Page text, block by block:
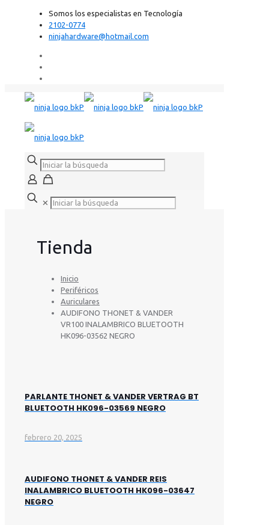
Somos los especialistas en Tecnología
2102-0774
ninjahardware@hotmail.com
✕
Tienda
Inicio
Periféricos
Auriculares
AUDIFONO THONET & VANDER
VR100 INALAMBRICO BLUETOOTH
HK096-03562 NEGRO
PARLANTE THONET & VANDER VERTRAG BT
BLUETOOTH HK096-03569 NEGRO
febrero 20, 2025
AUDIFONO THONET & VANDER REIS
INALAMBRICO BLUETOOTH HK096-03647
NEGRO